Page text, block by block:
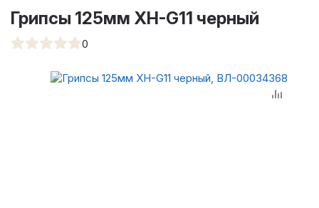
Грипсы 125мм XH-G11 черный
0